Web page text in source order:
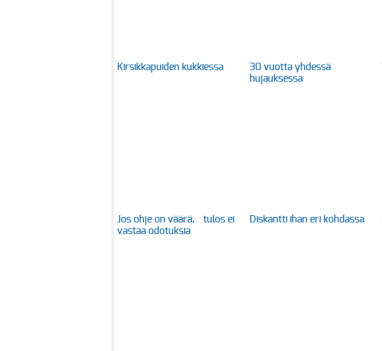
Kirsikkapuiden kukkiessa
30 vuotta yhdessä
hujauksessa
Jos ohje on väärä, tulos ei
vastaa odotuksia
Diskantti ihan eri kohdassa